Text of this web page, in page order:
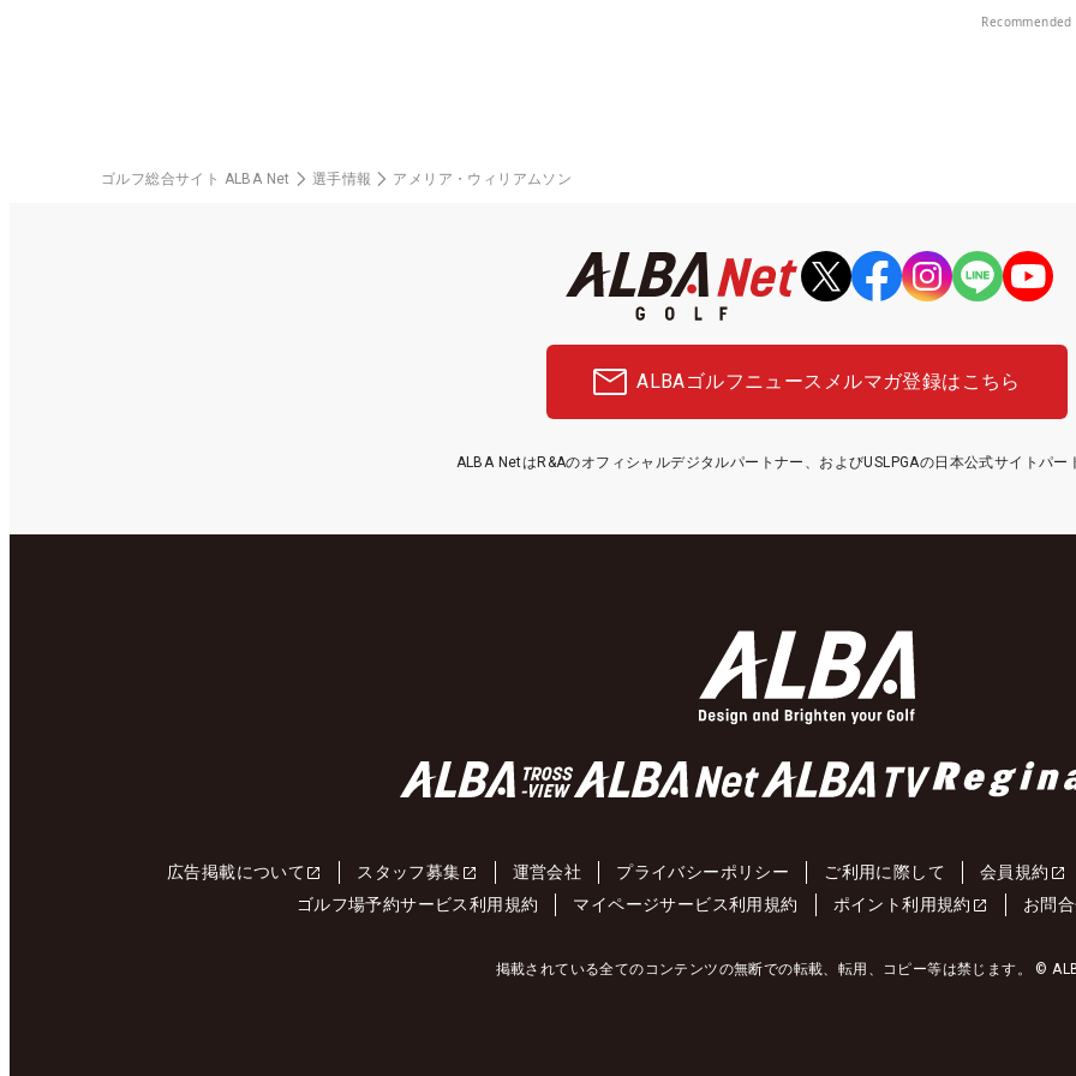
Recommended
ゴルフ総合サイト ALBA Net 選手情報 アメリア・ウィリアムソン
ALBAゴルフニュース メルマガ登録はこちら
ALBA NetはR&Aのオフィシャルデジタルパートナー、およびUSLPGAの日本公式サイトパー
広告掲載について スタッフ募集 運営会社 プライバシーポリシー ご利用に際して 会員規約
ゴルフ場予約サービス利用規約
マイページサービス利用規約 ポイント利用規約 お問
掲載されている全てのコンテンツの無断での転載、転用、コピー等は禁じます。 ©